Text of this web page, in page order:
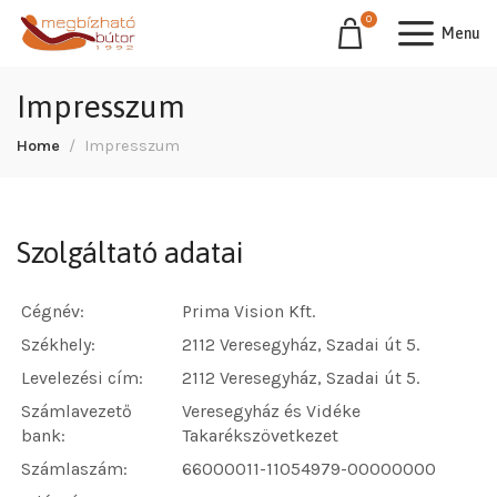
0
Menu
Impresszum
Home Impresszum
Szolgáltató adatai
Cégnév:
Prima Vision Kft.
Székhely:
2112 Veresegyház, Szadai út 5.
Levelezési cím:
2112 Veresegyház, Szadai út 5.
Számlavezető
bank:
Veresegyház és Vidéke
Takarékszövetkezet
Számlaszám:
66000011-11054979-00000000